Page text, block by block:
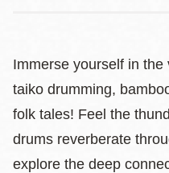
Immerse yourself in
taiko drumming,
folk tales! Feel the
drums reverberate
explore the deep